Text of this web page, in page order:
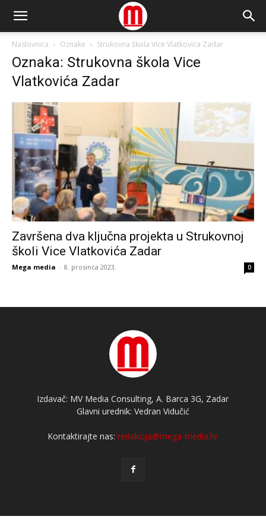
Naslovnica Oznake Strukovna škola Vice Vlatkovića Zadar
Oznaka: Strukovna škola Vice
Vlatkovića Zadar
Završena dva ključna projekta u Strukovnoj
školi Vice Vlatkovića Zadar
Mega media - 8. prosinca 2023. 0
Izdavač: MV Media Consulting, A. Barca 3G, Zadar
Glavni urednik: Vedran Vidučić
Kontaktirajte nas:redakcija@mega-media.hr